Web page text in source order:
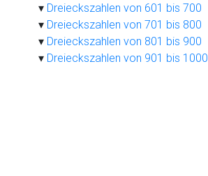
Dreieckszahlen von 601 bis 700
Dreieckszahlen von 701 bis 800
Dreieckszahlen von 801 bis 900
Dreieckszahlen von 901 bis 1000